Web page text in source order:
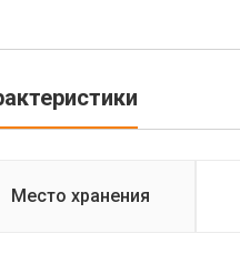
Место хранения